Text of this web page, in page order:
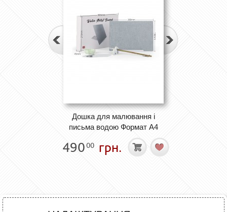
Дошка для малювання і
письма водою Формат А4
49000 грн.